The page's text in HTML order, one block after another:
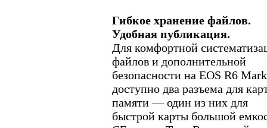
Гибкое хранение файлов.
Удобная публикация.
Для комфортной
файлов и дополнительной
безопасности на EOS R6
доступно два разъема для
памяти — один из них для
быстрой карты большой